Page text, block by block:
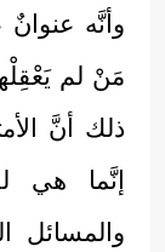
وأنَّه
مَنْ لم
ذلك أنَّ
إنَّما هي
والمسائل